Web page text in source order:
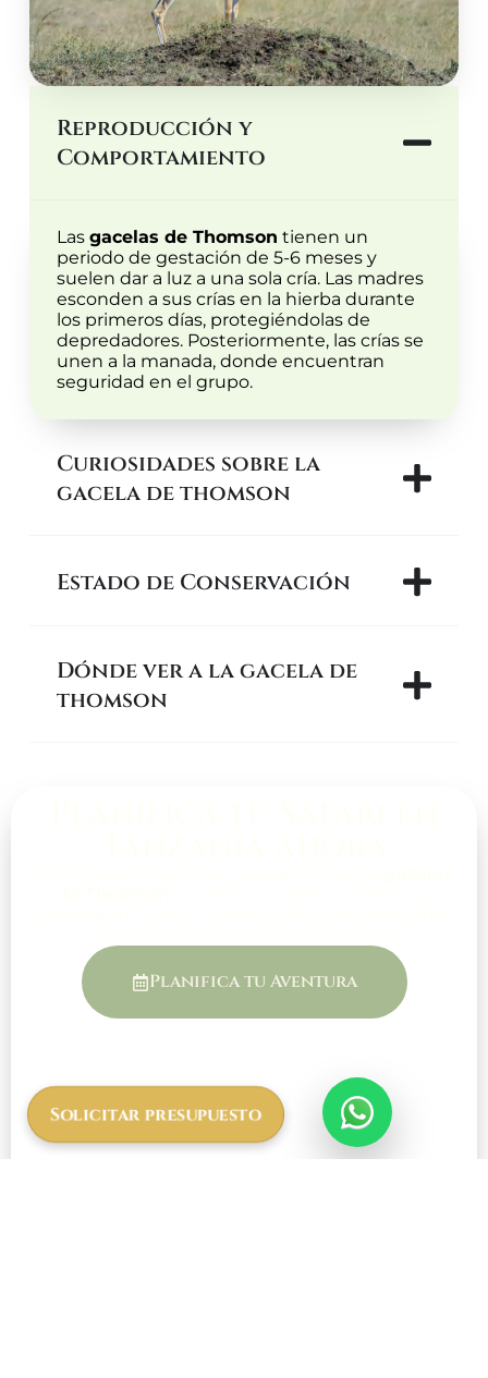
Reproducción y
Comportamiento
Las gacelas de Thomson tienen un
periodo de gestación de 5-6 meses y
suelen dar a luz a una sola cría. Las madres
esconden a sus crías en la hierba durante
los primeros días, protegiéndolas de
depredadores. Posteriormente, las crías se
unen a la manada, donde encuentran
seguridad en el grupo.
Curiosidades sobre la
gacela de thomson
Estado de Conservación
Dónde ver a la gacela de
thomson
Planifica tu Aventura
Solicitar presupuesto